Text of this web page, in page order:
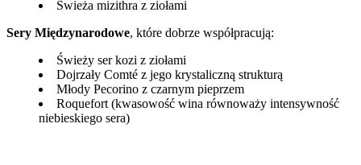
Świeża mizithra z ziołami
Sery Międzynarodowe, które dobrze współpracują:
Świeży ser kozi z ziołami
Dojrzały Comté z jego krystaliczną strukturą
Młody Pecorino z czarnym pieprzem
Roquefort (kwasowość wina równoważy intensywność
niebieskiego sera)